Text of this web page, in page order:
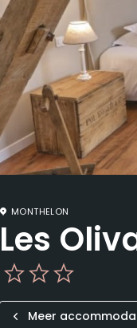
MONTHELON
Les
Meer